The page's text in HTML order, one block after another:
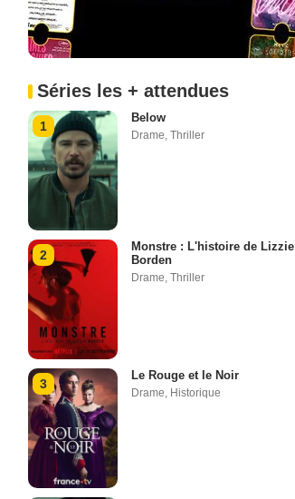
Séries les + attendues
1
Below
Drame Thriller
2
Monstre : L'histoire de Lizzie
Borden
Drame Thriller
3
Le Rouge et le Noir
Drame Historique